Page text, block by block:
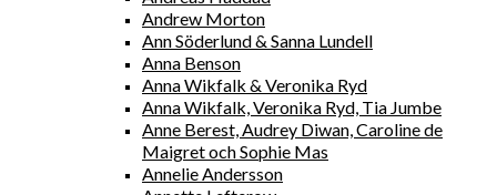
Andrew Morton
Ann Söderlund & Sanna Lundell
Anna Benson
Anna Wikfalk & Veronika Ryd
Anna Wikfalk, Veronika Ryd, Tia Jumbe
Anne Berest, Audrey Diwan, Caroline de
Maigret och Sophie Mas
Annelie Andersson